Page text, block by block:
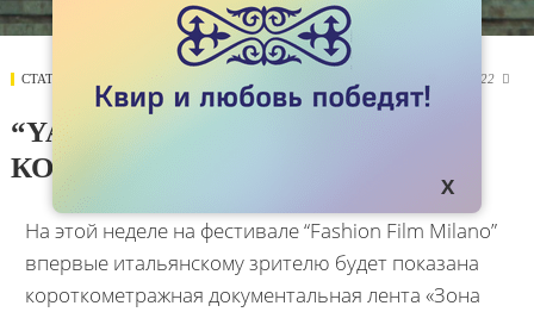
СТАТЬИ 1722 
“YASS, QUEEN!” ИЛИ ЗОНА
КОМФОРТА ПО-ГРУЗИНСКИ
На этой неделе на фестивале “Fashion Film Milano”
впервые итальянскому зрителю будет показана
короткометражная документальная лента «Зона